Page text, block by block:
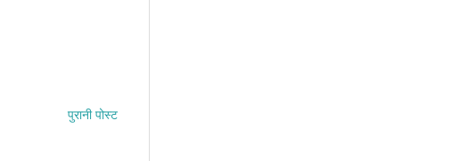
पुरानी पोस्ट